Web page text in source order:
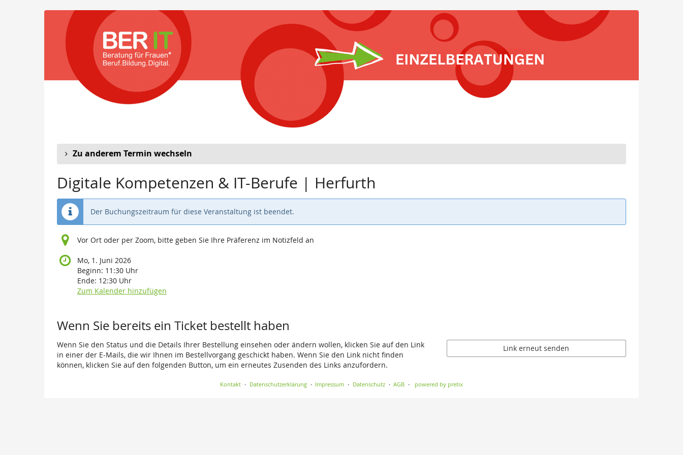
Zu anderem Termin wechseln
Digitale Kompetenzen & IT-Berufe | Herfurth
Der Buchungszeitraum für diese Veranstaltung ist beendet.
Vor Ort oder per Zoom, bitte geben Sie Ihre Präferenz im Notizfeld an
Mo, 1. Juni 2026
Beginn: 11:30 Uhr
Ende: 12:30 Uhr
Zum Kalender hinzufügen
Wenn Sie bereits ein Ticket bestellt haben
Wenn Sie den Status und die Details Ihrer Bestellung einsehen oder ändern wollen, klicken Sie auf den Link
in einer der E-Mails, die wir Ihnen im Bestellvorgang geschickt haben. Wenn Sie den Link nicht finden
können, klicken Sie auf den folgenden Button, um ein erneutes Zusenden des Links anzufordern.
Link erneut senden
Kontakt Datenschutzerklärung Impressum Datenschutz AGB powered by pretix